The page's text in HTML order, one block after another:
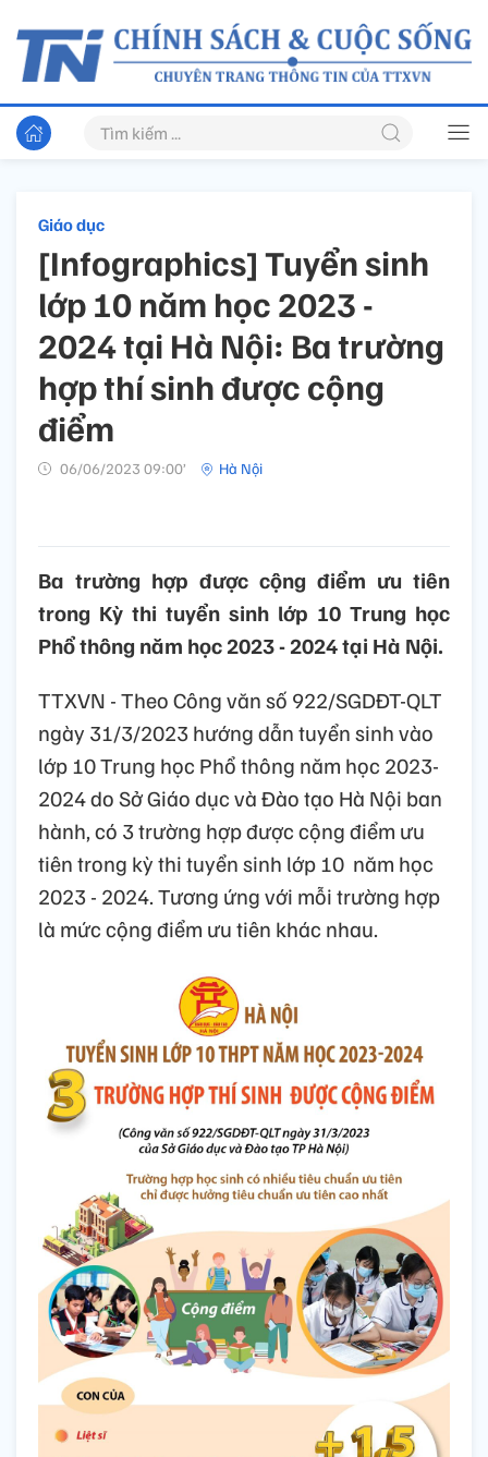
Giáo dục
[Infographics] Tuyển sinh
lớp 10 năm học 2023 -
2024 tại Hà Nội: Ba trường
hợp thí sinh được cộng
điểm
06/06/2023 09:00’ Hà Nội
Ba trường hợp được cộng điểm ưu tiên
trong Kỳ thi tuyển sinh lớp 10 Trung học
Phổ thông năm học 2023 - 2024 tại Hà Nội.
TTXVN - Theo Công văn số 922/SGDĐT-QLT
ngày 31/3/2023 hướng dẫn tuyển sinh vào
lớp 10 Trung học Phổ thông năm học 2023-
2024 do Sở Giáo dục và Đào tạo Hà Nội ban
hành, có 3 trường hợp được cộng điểm ưu
tiên trong kỳ thi tuyển sinh lớp 10 năm học
2023 - 2024. Tương ứng với mỗi trường hợp
là mức cộng điểm ưu tiên khác nhau.